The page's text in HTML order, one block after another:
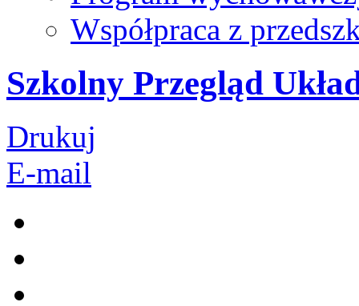
Współpraca z
Szkolny Przegląd
Drukuj
E-mail